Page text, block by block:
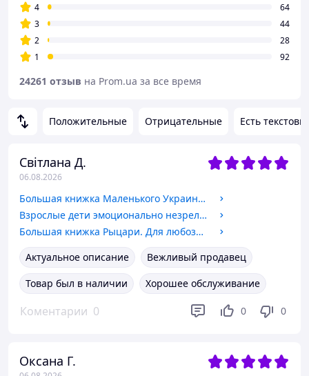
Положительные Отрицательные Есть
Світлана Д.
06.08.2026
Большая книжка Маленького Украинца. Для любознательных взрослых и детей. Мир вокруг нас
Взрослые дети эмоционально незрелых родителей Линда Гибсон книга по психологии
Большая книжка Рыцари. Для любознательных взрослых и детей. Мир вокруг нас
Актуальное описание
Вежливый продавец
Товар был в наличии
Хорошее обслуживание
Коментарии 0 0 0
Оксана Г.
4
64
3
44
2
28
1
92
24261 отзыв на Prom.ua за все время